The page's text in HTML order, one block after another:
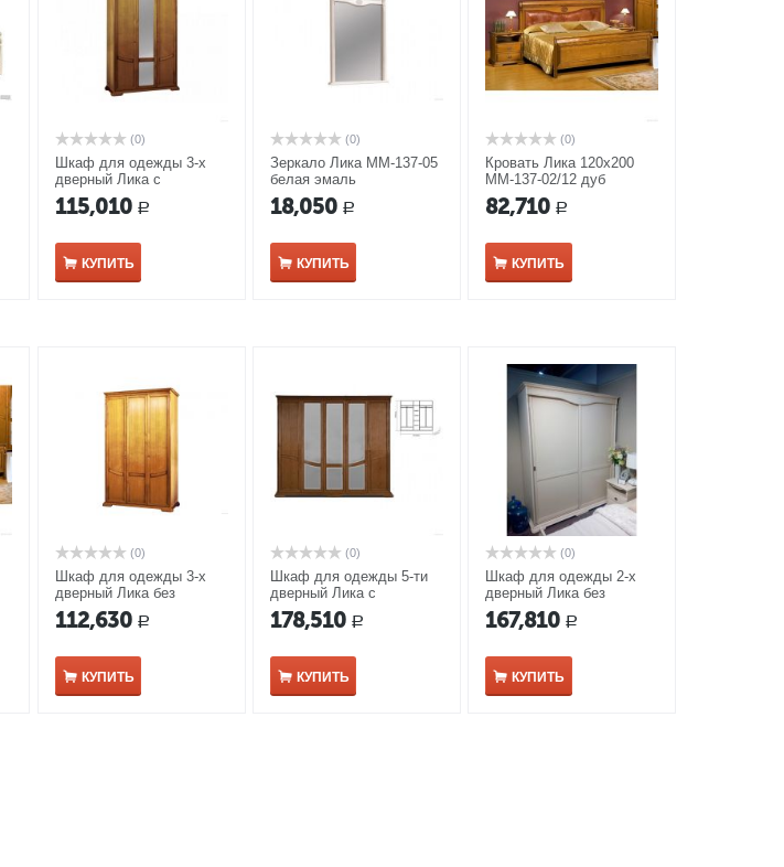
(0)
Шкаф для одежды 3-х
дверный Лика с
зеркалом ММ-137-01/03
дуб медовый
115,010 Р
КУПИТЬ
(0)
Зеркало Лика ММ-137-05
белая эмаль
18,050 Р
КУПИТЬ
(0)
Кровать Лика 120х200
ММ-137-02/12 дуб
медовый
82,710 Р
КУПИТЬ
(0)
Шкаф для одежды 3-х
дверный Лика без
зеркала ММ-137-01/03Б
дуб медовый
112,630 Р
КУПИТЬ
(0)
Шкаф для одежды 5-ти
дверный Лика с
зеркалом ММ-137-01/05
дуб медовый
178,510 Р
КУПИТЬ
(0)
Шкаф для одежды 2-х
дверный Лика без
зеркала ММ-137-01/02РБ
молочный
167,810 Р
КУПИТЬ